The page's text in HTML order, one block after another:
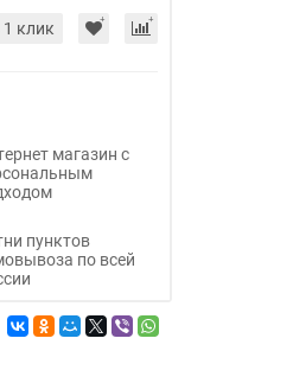
1 клик
магазин с
пунктов
по всей